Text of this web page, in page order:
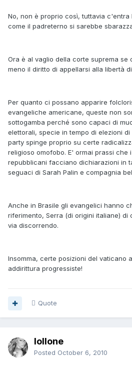
No, non è proprio così, tuttavia c'entra
come il padreterno si sarebbe
Ora è al vaglio della corte suprema se
meno il diritto di appellarsi alla libertà
Per quanto ci possano apparire
evangeliche americane, queste non
sottogamba perché sono capaci di
elettorali, specie in tempo di elezioni
party spinge proprio su certe
religioso omofobo. E' ormai prassi che
repubblicani facciano dichiarazioni in
seguaci di Sarah Palin e compagnia
Anche in Brasile gli evangelici hanno
riferimento, Serra (di origini italiane) di
via discorrendo.
Insomma, certe posizioni del vaticano
addirittura progressiste!
Quote
lollone
Posted October 6, 2010